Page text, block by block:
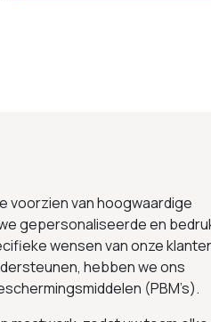
voorzien van hoogwaardige
gepersonaliseerde en
wensen van onze
hebben we ons
(PBM’s).